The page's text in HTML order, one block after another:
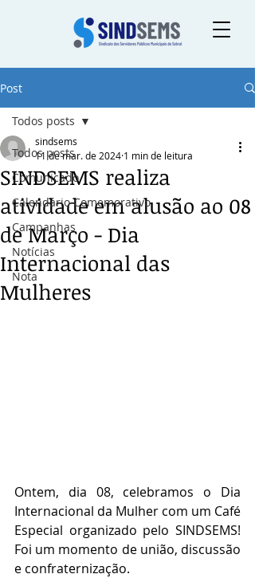
Post
Todos posts
Comunicado
Calendário Comemorativo
Campanhas
Notícias
Nota
Todos posts
SINDSEMS realiza
atividade em alusão ao 08
de Março - Dia
Internacional das
Mulheres
sindsems
11 de mar. de 2024 1 min de leitura
Ontem, dia 08, celebramos o Dia
Internacional da Mulher com um Café
Especial organizado pelo SINDSEMS!
Foi um momento de união, discussão
e confraternização.